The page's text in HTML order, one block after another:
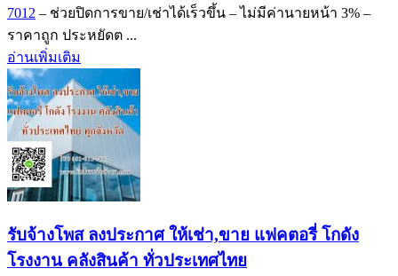
7012 – ช่วยปิดการขาย/เช่าได้เร็วขึ้น – ไม่มีค่านายหน้า 3% –
ราคาถูก ประหยัดต ...
อ่านเพิ่มเติม
รับจ้างโพส ลงประกาศ ให้เช่า,ขาย แฟคตอรี่ โกดัง
โรงงาน คลังสินค้า ทั่วประเทศไทย